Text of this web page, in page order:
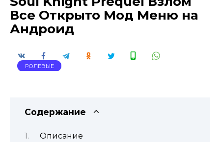
Все Открыто Мод Меню на
Андроид
РОЛЕВЫЕ
Содержание
Описание